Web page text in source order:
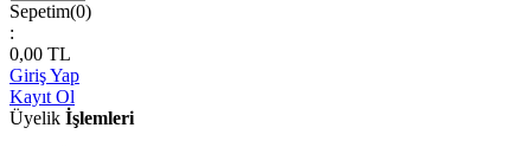
Sepetim(0)
:
0,00 TL
Giriş Yap
Kayıt Ol
Üyelik İşlemleri